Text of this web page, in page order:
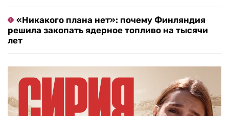
«Никакого плана нет»: почему Финляндия
решила закопать ядерное топливо на тысячи
лет